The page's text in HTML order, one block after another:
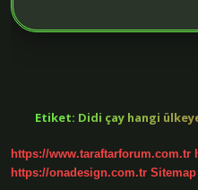
Etiket: Didi çay hangi
https://www.taraftarforum.com.tr
https://onadesign.com.tr Sitemap